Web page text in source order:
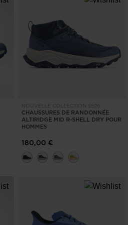
NOUVELLE COLLECTION SS26
CHAUSSURES DE RANDONNÉE
ALTIRIDGE MID R-SHELL DRY POUR
HOMMES
180,00 €